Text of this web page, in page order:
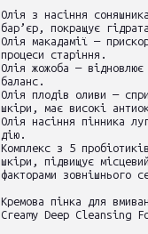
Олія з насіння
бар’єр, покращує
Олія макадамії —
процеси старіння.
Олія жожоба —
баланс.
Олія плодів оливи —
шкіри, має високі
Олія насіння пінника
дію.
Комплекс з 5
шкіри, підвищує
факторами зовнішнього
Кремова пінка для
Creamy Deep Cleansing